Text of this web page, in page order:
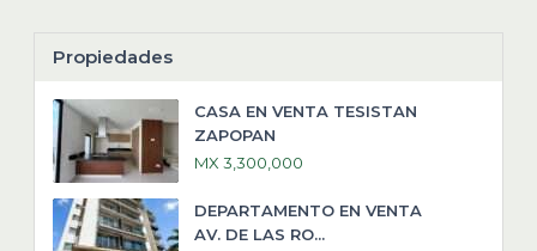
Propiedades
CASA EN VENTA TESISTAN
ZAPOPAN
MX 3,300,000
DEPARTAMENTO EN VENTA
AV. DE LAS RO...